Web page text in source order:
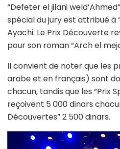
“Defeter el jilani
spécial du jury est attribué à
Ayachi. Le Prix Découverte
pour son roman “Arch el
Il convient de noter que les
arabe et en français) sont
chacun, tandis que les “Prix
reçoivent 5 000 dinars
Découvertes” 2 500 dinars.